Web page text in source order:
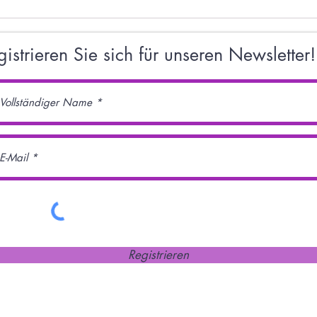
Unsere U16 Jungs gewinnen
souverän das
Bayernligaqualifikationsturnier
Sie sich für unseren Newsletter!
Registrieren